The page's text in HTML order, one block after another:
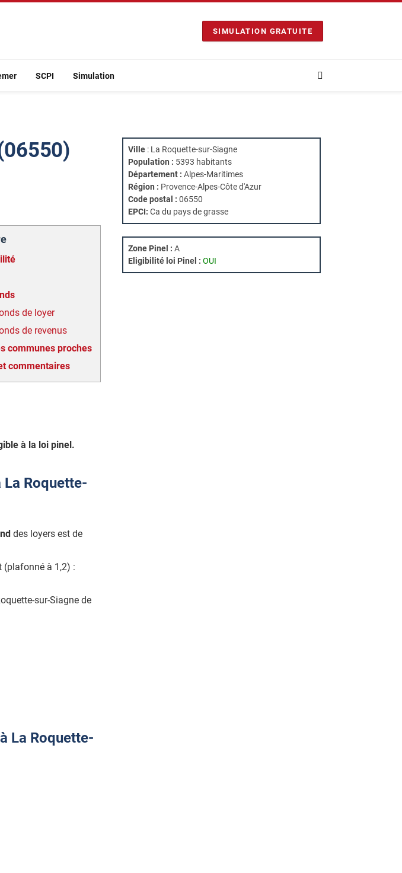
SIMULATION GRATUITE
SCPI Simulation
de loyer
de revenus
communes proches
commentaires
à la loi pinel.
Roquette-
des loyers est de
à 1,2) :
sur-Siagne de
La Roquette-
Ville : La Roquette-sur-Siagne
Population : 5393 habitants
Département : Alpes-Maritimes
Région : Provence-Alpes-Côte d'Azur
Code postal : 06550
EPCI: Ca du pays de grasse
Zone Pinel : A
Eligibilité loi Pinel : OUI